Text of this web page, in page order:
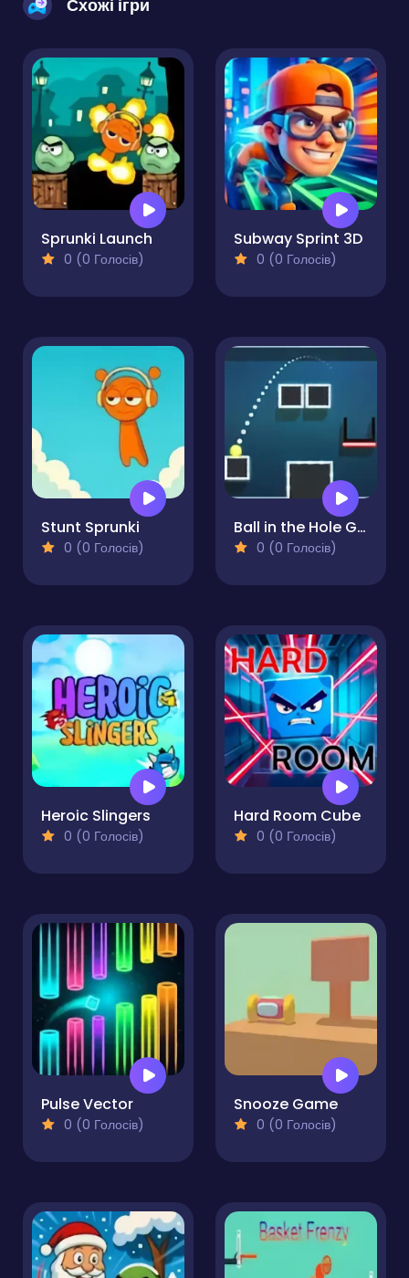
Схожі ігри
Sprunki Launch
0 (0 Голосів)
Subway Sprint 3D
0 (0 Голосів)
Stunt Sprunki
0 (0 Голосів)
Ball in the Hole Game
0 (0 Голосів)
Heroic Slingers
0 (0 Голосів)
Hard Room Cube
0 (0 Голосів)
Pulse Vector
0 (0 Голосів)
Snooze Game
0 (0 Голосів)